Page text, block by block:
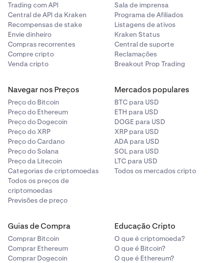
Trading com API
Central de API da Kraken
Recompensas de stake
Envie dinheiro
Compras recorrentes
Compre cripto
Venda cripto
Sala de imprensa
Programa de Afiliados
Listagens de ativos
Kraken Status
Central de suporte
Reclamações
Breakout Prop Trading
Navegar nos Preços
Preço do Bitcoin
Preço do Ethereum
Preço do Dogecoin
Preço do XRP
Preço do Cardano
Preço do Solana
Preço da Litecoin
Categorias de criptomoedas
Todos os preços de
criptomoedas
Previsões de preço
Mercados populares
BTC para USD
ETH para USD
DOGE para USD
XRP para USD
ADA para USD
SOL para USD
LTC para USD
Todos os mercados cripto
Guias de Compra
Comprar Bitcoin
Comprar Ethereum
Comprar Dogecoin
Educação Cripto
O que é criptomoeda?
O que é Bitcoin?
O que é Ethereum?